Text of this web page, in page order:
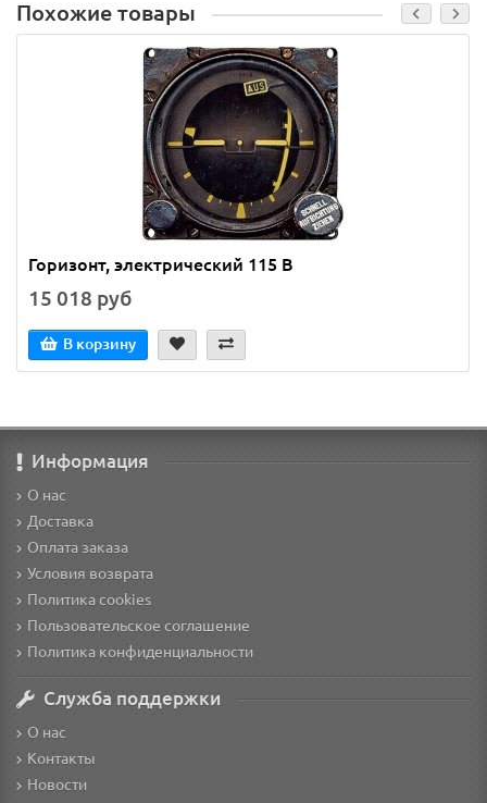
Похожие товары
Горизонт, электрический 115 В
15 018 руб
В корзину
Информация
О нас
Доставка
Оплата заказа
Условия возврата
Политика cookies
Пользовательское соглашение
Политика конфиденциальности
Служба поддержки
О нас
Контакты
Новости